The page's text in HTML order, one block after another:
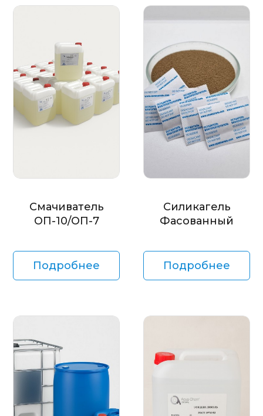
Смачиватель
ОП-10/ОП-7
Подробнее
Силикагель
Фасованный
Подробнее